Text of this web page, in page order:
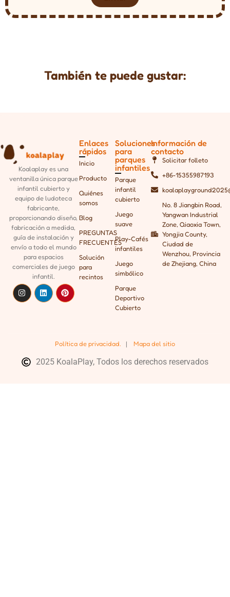
También te puede gustar:
Koalaplay es una
ventanilla única parque
infantil cubierto y
equipo de ludoteca
fabricante,
proporcionandodiseño,
fabricación a medida,
guía de instalación y
envío a todo el mundo
para espacios
comerciales de juego
infantil.
Enlaces
rápidos
Inicio
Producto
Quiénes
somos
Blog
PREGUNTAS
FRECUENTES
Solución
para
recintos
Soluciones
para
parques
infantiles
Parque
infantil
cubierto
Juego
suave
Play-Cafés
infantiles
Juego
simbólico
Parque
Deportivo
Cubierto
Información de
contacto
Solicitar folleto
+86-15355987193
No. 8 Jiangbin Road,
Yangwan Industrial
Zone, Qiaoxia Town,
Yongjia County,
Ciudad de
Wenzhou, Provincia
de Zhejiang, China
Política de privacidad. | Mapa del sitio
2025 KoalaPlay, Todos los derechos reservados